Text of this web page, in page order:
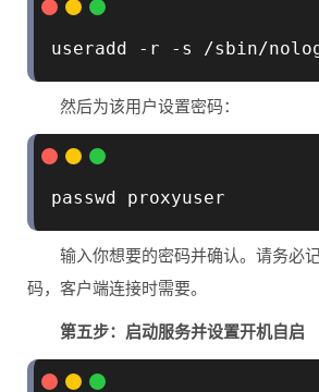
然后为该用户设置密码：
输入你想要的密码并确认。请务必
码，客户端连接时需要。
第五步：启动服务并设置开机自启